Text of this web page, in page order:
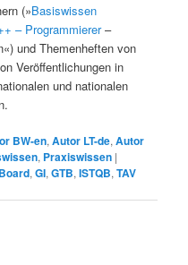
(»Basiswissen
– Programmierer–
und Themenheften von
Veröffentlichungen in
und nationalen
BW-en,Autor LT-de,Autor
, Praxiswissen |
,GI,GTB,ISTQB,TAV